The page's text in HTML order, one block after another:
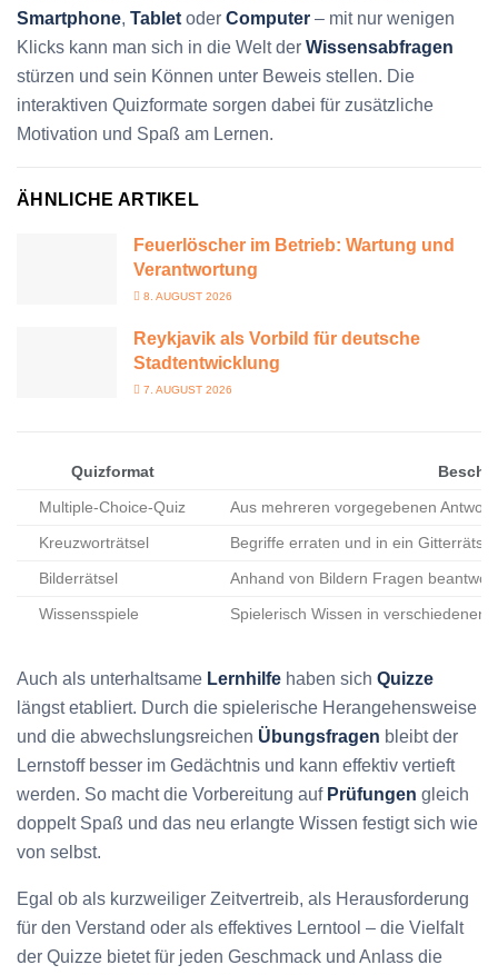
Smartphone, Tablet oder Computer – mit nur wenigen
Klicks kann man sich in die Welt der Wissensabfragen
stürzen und sein Können unter Beweis stellen. Die
interaktiven Quizformate sorgen dabei für zusätzliche
Motivation und Spaß am Lernen.
ÄHNLICHE ARTIKEL
Feuerlöscher im Betrieb: Wartung und
Verantwortung
8. AUGUST 2026
Reykjavik als Vorbild für deutsche
Stadtentwicklung
7. AUGUST 2026
Quizformat
Multiple-Choice-Quiz Aus mehreren vorgegebenen
Kreuzworträtsel Begriffe erraten und in ein
Bilderrätsel Anhand von Bildern Fragen
Wissensspiele Spielerisch Wissen in verschiedenen
Auch als unterhaltsame Lernhilfe haben sich Quizze
längst etabliert. Durch die spielerische Herangehensweise
und die abwechslungsreichen Übungsfragen bleibt der
Lernstoff besser im Gedächtnis und kann effektiv vertieft
werden. So macht die Vorbereitung auf Prüfungen gleich
doppelt Spaß und das neu erlangte Wissen festigt sich wie
von selbst.
Egal ob als kurzweiliger Zeitvertreib, als Herausforderung
für den Verstand oder als effektives Lerntool – die Vielfalt
der Quizze bietet für jeden Geschmack und Anlass die